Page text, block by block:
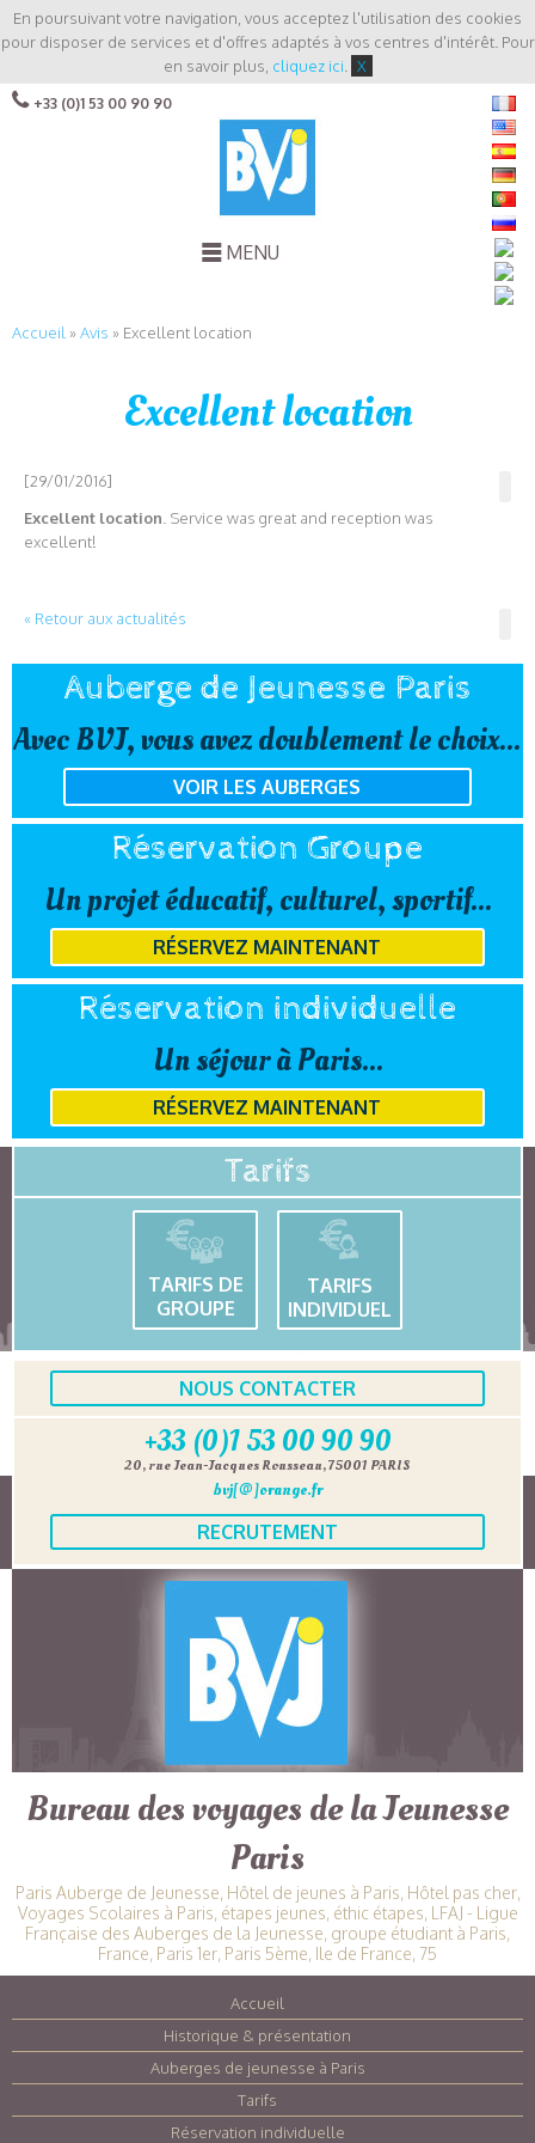
En poursuivant votre navigation, vous acceptez l'utilisation des cookies
pour disposer de services et d'offres adaptés à vos centres d'intérêt. Pour
en savoir plus, cliquez ici X
+33 (0)1 53 00 90 90
MENU
Accueil »Avis » Excellent location
Excellent location
[29/01/2016]
Excellent location. Service was great and reception was
excellent!
« Retour aux actualités
Auberge de Jeunesse Paris
Avec BVJ, vous avez doublement le choix...
VOIR LES AUBERGES
Réservation Groupe
Un projet éducatif, culturel, sportif...
RÉSERVEZ MAINTENANT
Réservation individuelle
Un séjour à Paris...
RÉSERVEZ MAINTENANT
Tarifs
TARIFS DE
GROUPE
TARIFS
INDIVIDUEL
NOUS CONTACTER
+33 (0)1 53 00 90 90
20, rue Jean-Jacques Rousseau, 75001 PARIS
bvj[@]orange.fr
RECRUTEMENT
Bureau des voyages de la Jeunesse
Paris
Paris Auberge de Jeunesse, Hôtel de jeunes à Paris, Hôtel pas cher,
Voyages Scolaires à Paris, étapes jeunes, éthic étapes, LFAJ - Ligue
Française des Auberges de la Jeunesse, groupe étudiant à Paris,
France, Paris 1er, Paris 5ème, Ile de France, 75
Accueil
Historique & présentation
Auberges de jeunesse à Paris
Tarifs
Réservation individuelle